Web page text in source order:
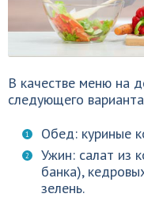
В качестве меню на
следующего
Обед: куриные
Ужин: салат из
банка),
зелень.